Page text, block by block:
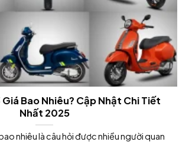
Bao Nhiêu? Cập Nhật Chi Tiết
Nhất 2025
nhiêu là câu hỏi được nhiều người quan